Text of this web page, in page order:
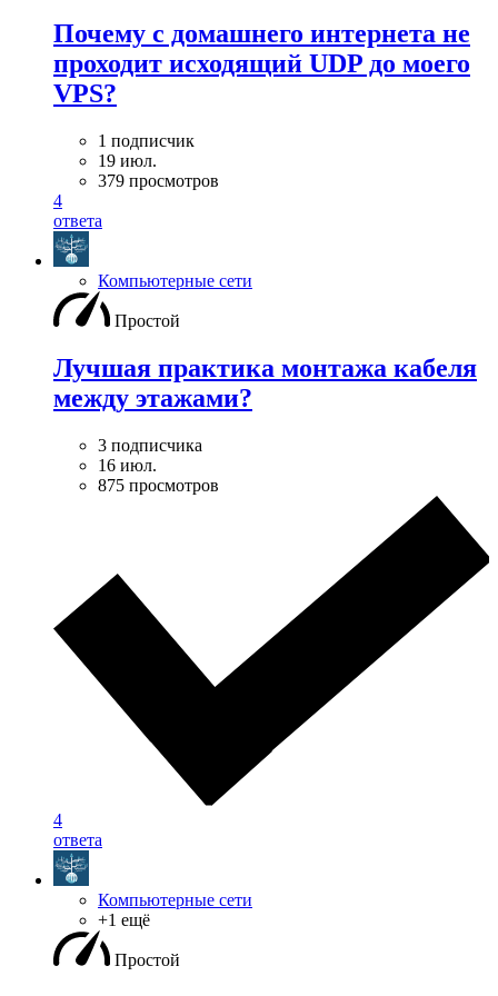
Почему с домашнего интернета не
проходит исходящий UDP до моего
VPS?
1 подписчик
19 июл.
379 просмотров
4
ответа
Компьютерные сети
Простой
Лучшая практика монтажа кабеля
между этажами?
3 подписчика
16 июл.
875 просмотров
4
ответа
Компьютерные сети
+1 ещё
Простой